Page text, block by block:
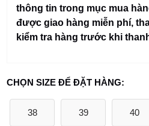
thông tin trong mục mua
được giao hàng miễn phí,
kiểm tra hàng trước khi
CHỌN SIZE ĐỂ ĐẶT HÀNG:
38 39 40